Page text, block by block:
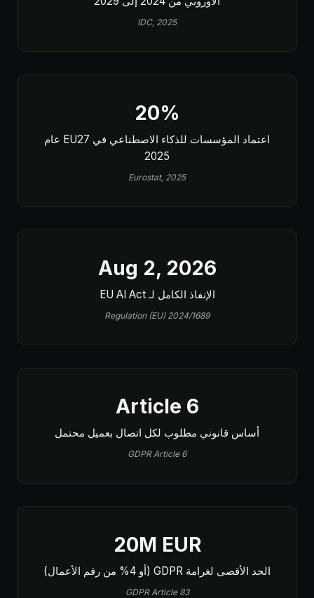
IDC, 2025
20%
اعتماد المؤسسات للذكاء الاصطناعي في EU27 عام
2025
Eurostat, 2025
Aug 2, 2026
الإنفاذ الكامل لـ EU AI Act
Regulation (EU) 2024/1689
Article 6
أساس قانوني مطلوب لكل اتصال بعميل محتمل
GDPR Article 6
20M EUR
الحد الأقصى لغرامة GDPR (أو 4% من رقم الأعمال)
GDPR Article 83